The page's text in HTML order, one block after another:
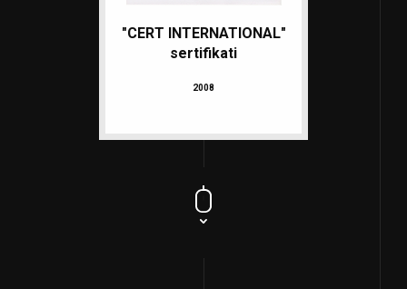
"CERT INTERNATIONAL"
sertifikati
2008